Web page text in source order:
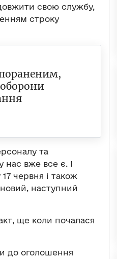
свою службу,
строку
та
нас вже все є. І
червня і також
наступний
ще коли почалася
до оголошення